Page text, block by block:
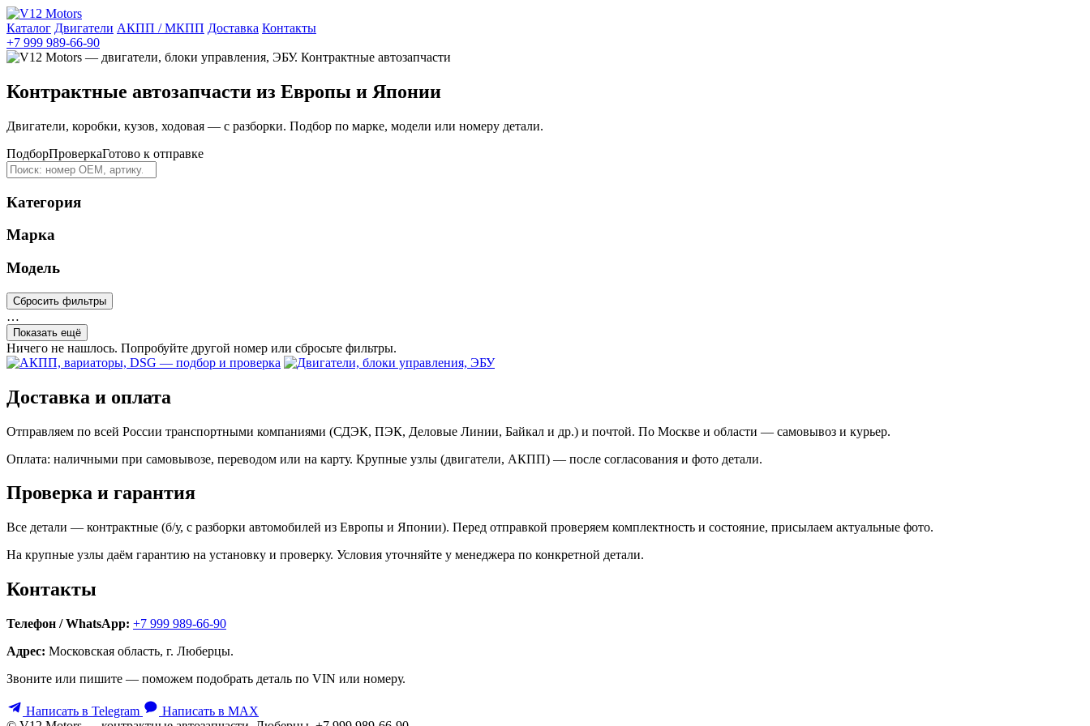
Каталог Двигатели АКПП / МКПП Доставка Контакты
+7 999 989-66-90
Контрактные автозапчасти из Европы и Японии
Двигатели, коробки, кузов, ходовая — с разборки. Подбор по марке, модели или номеру детали.
ПодборПроверкаГотово к отправке
Категория
Марка
Модель
Сбросить фильтры
…
Показать ещё
Ничего не нашлось. Попробуйте другой номер или сбросьте фильтры.
Доставка и оплата
Отправляем по всей России транспортными компаниями (СДЭК, ПЭК, Деловые Линии, Байкал и др.) и почтой. По Москве и области — самовывоз и курьер.
Оплата: наличными при самовывозе, переводом или на карту. Крупные узлы (двигатели, АКПП) — после согласования и фото детали.
Проверка и гарантия
Все детали — контрактные (б/у, с разборки автомобилей из Европы и Японии). Перед отправкой проверяем комплектность и состояние, присылаем актуальные фото.
На крупные узлы даём гарантию на установку и проверку. Условия уточняйте у менеджера по конкретной детали.
Контакты
Телефон / WhatsApp: +7 999 989-66-90
Адрес: Московская область, г. Люберцы.
Звоните или пишите — поможем подобрать деталь по VIN или номеру.
Написать в Telegram
Написать в MAX